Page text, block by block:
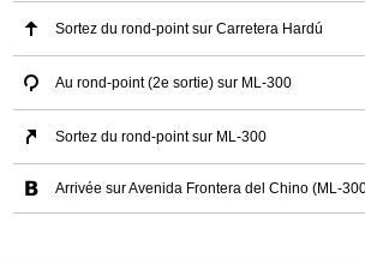
Sortez du rond-point sur Carretera Hardú
Au rond-point (2e sortie) sur ML-300
Sortez du rond-point sur ML-300
Arrivée sur Avenida Frontera del Chino (ML-